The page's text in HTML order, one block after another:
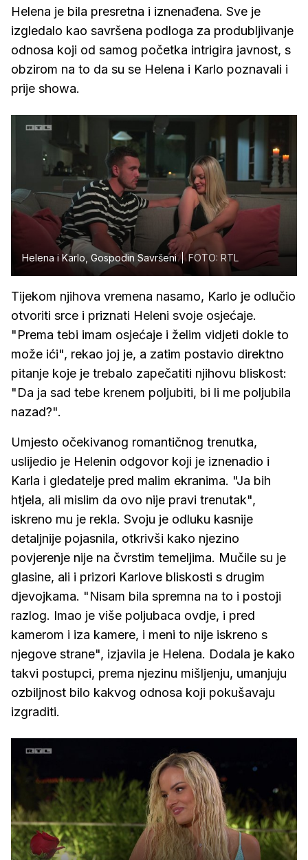
Helena je bila presretna i iznenađena. Sve je
izgledalo kao savršena podloga za produbljivanje
odnosa koji od samog početka intrigira javnost, s
obzirom na to da su se Helena i Karlo poznavali i
prije showa.
Helena i Karlo, Gospodin Savršeni FOTO: RTL
Tijekom njihova vremena nasamo, Karlo je odlučio
otvoriti srce i priznati Heleni svoje osjećaje.
"Prema tebi imam osjećaje i želim vidjeti dokle to
može ići", rekao joj je, a zatim postavio direktno
pitanje koje je trebalo zapečatiti njihovu bliskost:
"Da ja sad tebe krenem poljubiti, bi li me poljubila
nazad?".
Umjesto očekivanog romantičnog trenutka,
uslijedio je Helenin odgovor koji je iznenadio i
Karla i gledatelje pred malim ekranima. "Ja bih
htjela, ali mislim da ovo nije pravi trenutak",
iskreno mu je rekla. Svoju je odluku kasnije
detaljnije pojasnila, otkrivši kako njezino
povjerenje nije na čvrstim temeljima. Mučile su je
glasine, ali i prizori Karlove bliskosti s drugim
djevojkama. "Nisam bila spremna na to i postoji
razlog. Imao je više poljubaca ovdje, i pred
kamerom i iza kamere, i meni to nije iskreno s
njegove strane", izjavila je Helena. Dodala je kako
takvi postupci, prema njezinu mišljenju, umanjuju
ozbiljnost bilo kakvog odnosa koji pokušavaju
izgraditi.